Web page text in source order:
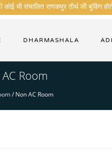
कोई भी संचालित राणकपुर तीर्थ की बुकिंग
DHARMASHALA
Room
/Non AC Room